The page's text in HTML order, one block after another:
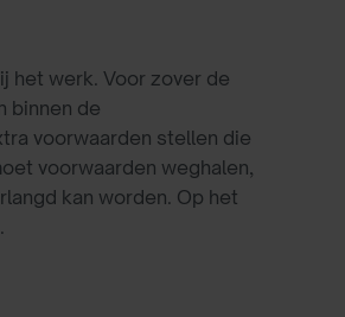
het werk. Voor zover de
binnen de
voorwaarden stellen die
voorwaarden weghalen,
kan worden. Op het
.